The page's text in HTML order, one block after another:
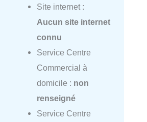
Site internet :
Aucun site internet
connu
Service Centre
Commercial à
domicile : non
renseigné
Service Centre